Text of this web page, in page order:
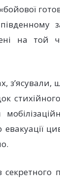
на той